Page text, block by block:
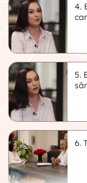
4.
5.
6.